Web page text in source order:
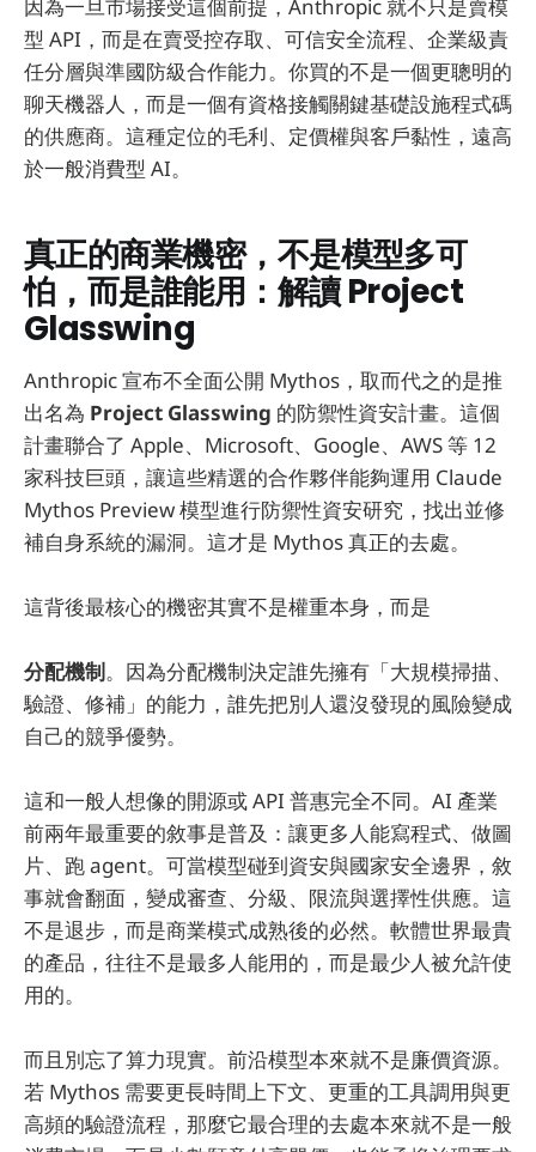
因為一旦市場接受這個前提，Anthropic 就不只是賣模
型 API，而是在賣受控存取、可信安全流程、企業級責
任分層與準國防級合作能力。你買的不是一個更聰明的
聊天機器人，而是一個有資格接觸關鍵基礎設施程式碼
的供應商。這種定位的毛利、定價權與客戶黏性，遠高
於一般消費型 AI。
真正的商業機密，不是模型多可
怕，而是誰能用：解讀 Project
Glasswing
Anthropic 宣布不全面公開 Mythos，取而代之的是推
出名為 Project Glasswing 的防禦性資安計畫。這個
計畫聯合了 Apple、Microsoft、Google、AWS 等 12
家科技巨頭，讓這些精選的合作夥伴能夠運用 Claude
Mythos Preview 模型進行防禦性資安研究，找出並修
補自身系統的漏洞。這才是 Mythos 真正的去處。
這背後最核心的機密其實不是權重本身，而是
分配機制。因為分配機制決定誰先擁有「大規模掃描、
驗證、修補」的能力，誰先把別人還沒發現的風險變成
自己的競爭優勢。
這和一般人想像的開源或 API 普惠完全不同。AI 產業
前兩年最重要的敘事是普及：讓更多人能寫程式、做圖
片、跑 agent。可當模型碰到資安與國家安全邊界，敘
事就會翻面，變成審查、分級、限流與選擇性供應。這
不是退步，而是商業模式成熟後的必然。軟體世界最貴
的產品，往往不是最多人能用的，而是最少人被允許使
用的。
而且別忘了算力現實。前沿模型本來就不是廉價資源。
若 Mythos 需要更長時間上下文、更重的工具調用與更
高頻的驗證流程，那麼它最合理的去處本來就不是一般